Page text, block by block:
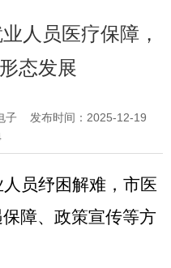
人员医疗保障，
态发展
子
发布时间：2025-12-19
员纾困解难，市医
障、政策宣传等方